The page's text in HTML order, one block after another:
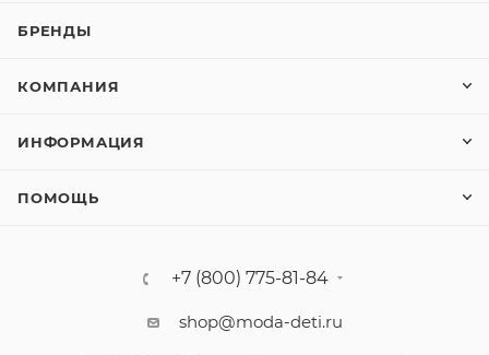
БРЕНДЫ
КОМПАНИЯ
ИНФОРМАЦИЯ
ПОМОЩЬ
+7 (800) 775-81-84
shop@moda-deti.ru